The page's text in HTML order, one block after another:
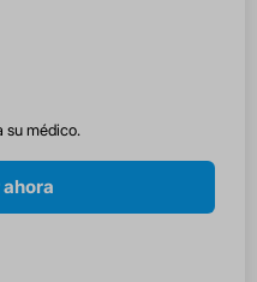
su médico.